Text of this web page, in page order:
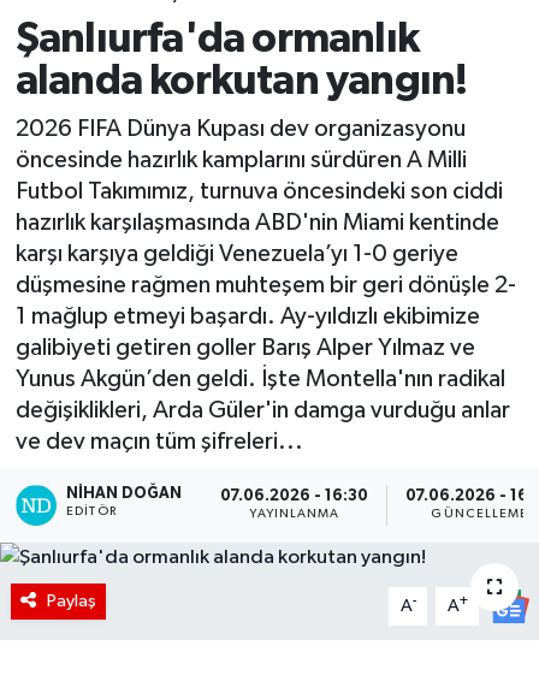
Şanlıurfa'da ormanlık
alanda korkutan yangın!
2026 FIFA Dünya Kupası dev organizasyonu
öncesinde hazırlık kamplarını sürdüren A Milli
Futbol Takımımız, turnuva öncesindeki son ciddi
hazırlık karşılaşmasında ABD'nin Miami kentinde
karşı karşıya geldiği Venezuela’yı 1-0 geriye
düşmesine rağmen muhteşem bir geri dönüşle 2-
1 mağlup etmeyi başardı. Ay-yıldızlı ekibimize
galibiyeti getiren goller Barış Alper Yılmaz ve
Yunus Akgün’den geldi. İşte Montella'nın radikal
değişiklikleri, Arda Güler'in damga vurduğu anlar
ve dev maçın tüm şifreleri...
NIHAN DOĞAN
EDITÖR
07.06.2026 - 16:30
YAYINLANMA
07.06.2026 -
GÜNCELLEME
Paylaş A- A+
Yaşam